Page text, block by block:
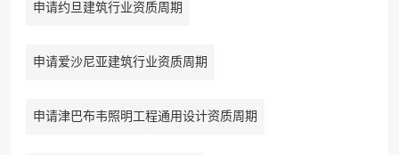
申请约旦建筑行业资质周期
申请爱沙尼亚建筑行业资质周期
申请津巴布韦照明工程通用设计资质周期